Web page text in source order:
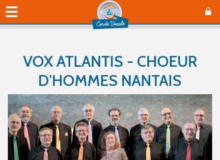
VOX ATLANTIS - CHOEUR
D'HOMMES NANTAIS